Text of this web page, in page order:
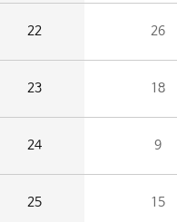
22 26
23 18
24 9
25 15